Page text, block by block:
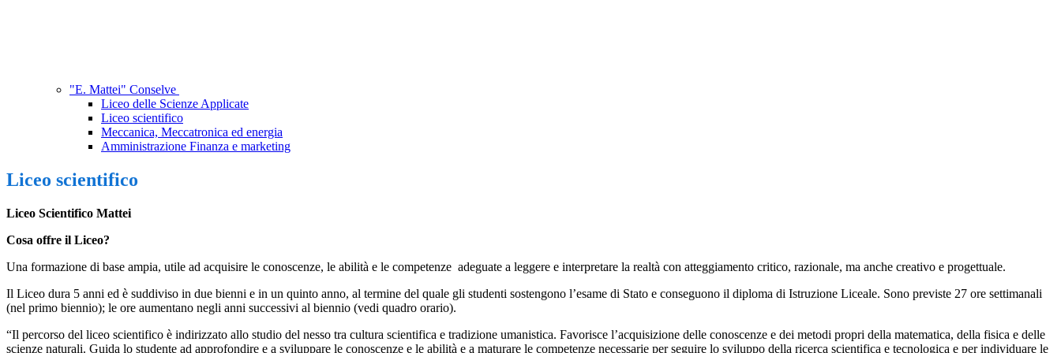
"E. Mattei" Conselve
Liceo delle Scienze Applicate
Liceo scientifico
Meccanica, Meccatronica ed energia
Amministrazione Finanza e marketing
Liceo scientifico
Liceo Scientifico Mattei
Cosa offre il Liceo?
Una formazione di base ampia, utile ad acquisire le conoscenze, le abilità e le competenze adeguate a leggere e interpretare la realtà con atteggiamento critico, razionale, ma anche creativo e progettuale.
Il Liceo dura 5 anni ed è suddiviso in due bienni e in un quinto anno, al termine del quale gli studenti sostengono l’esame di Stato e conseguono il diploma di Istruzione Liceale. Sono previste 27 ore settimanali
(nel primo biennio); le ore aumentano negli anni successivi al biennio (vedi quadro orario).
“Il percorso del liceo scientifico è indirizzato allo studio del nesso tra cultura scientifica e tradizione umanistica. Favorisce l’acquisizione delle conoscenze e dei metodi propri della matematica, della fisica e delle
scienze naturali. Guida lo studente ad approfondire e a sviluppare le conoscenze e le abilità e a maturare le competenze necessarie per seguire lo sviluppo della ricerca scientifica e tecnologica e per individuare le